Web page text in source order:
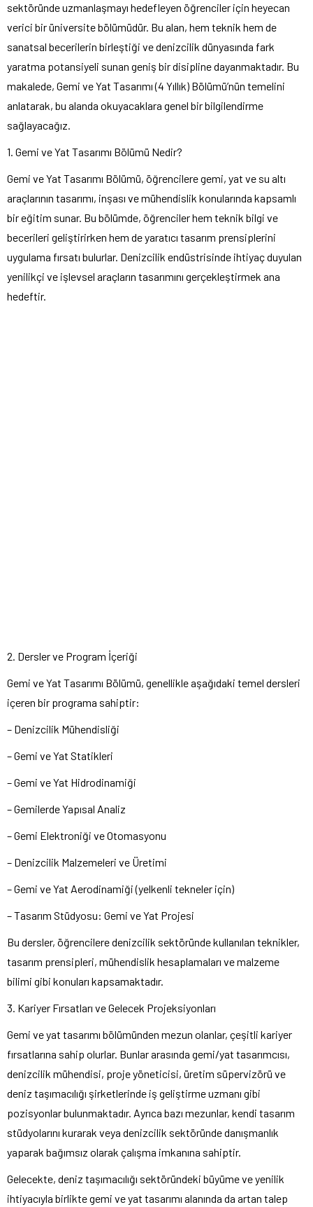
sektöründe uzmanlaşmayı hedefleyen öğrenciler için heyecan
verici bir üniversite bölümüdür. Bu alan, hem teknik hem de
sanatsal becerilerin birleştiği ve denizcilik dünyasında fark
yaratma potansiyeli sunan geniş bir disipline dayanmaktadır. Bu
makalede, Gemi ve Yat Tasarımı (4 Yıllık) Bölümü’nün temelini
anlatarak, bu alanda okuyacaklara genel bir bilgilendirme
sağlayacağız.
1. Gemi ve Yat Tasarımı Bölümü Nedir?
Gemi ve Yat Tasarımı Bölümü, öğrencilere gemi, yat ve su altı
araçlarının tasarımı, inşası ve mühendislik konularında kapsamlı
bir eğitim sunar. Bu bölümde, öğrenciler hem teknik bilgi ve
becerileri geliştirirken hem de yaratıcı tasarım prensiplerini
uygulama fırsatı bulurlar. Denizcilik endüstrisinde ihtiyaç duyulan
yenilikçi ve işlevsel araçların tasarımını gerçekleştirmek ana
hedeftir.
2. Dersler ve Program İçeriği
Gemi ve Yat Tasarımı Bölümü, genellikle aşağıdaki temel dersleri
içeren bir programa sahiptir:
– Denizcilik Mühendisliği
– Gemi ve Yat Statikleri
– Gemi ve Yat Hidrodinamiği
– Gemilerde Yapısal Analiz
– Gemi Elektroniği ve Otomasyonu
– Denizcilik Malzemeleri ve Üretimi
– Gemi ve Yat Aerodinamiği (yelkenli tekneler için)
– Tasarım Stüdyosu: Gemi ve Yat Projesi
Bu dersler, öğrencilere denizcilik sektöründe kullanılan teknikler,
tasarım prensipleri, mühendislik hesaplamaları ve malzeme
bilimi gibi konuları kapsamaktadır.
3. Kariyer Fırsatları ve Gelecek Projeksiyonları
Gemi ve yat tasarımı bölümünden mezun olanlar, çeşitli kariyer
fırsatlarına sahip olurlar. Bunlar arasında gemi/yat tasarımcısı,
denizcilik mühendisi, proje yöneticisi, üretim süpervizörü ve
deniz taşımacılığı şirketlerinde iş geliştirme uzmanı gibi
pozisyonlar bulunmaktadır. Ayrıca bazı mezunlar, kendi tasarım
stüdyolarını kurarak veya denizcilik sektöründe danışmanlık
yaparak bağımsız olarak çalışma imkanına sahiptir.
Gelecekte, deniz taşımacılığı sektöründeki büyüme ve yenilik
ihtiyacıyla birlikte gemi ve yat tasarımı alanında da artan talep